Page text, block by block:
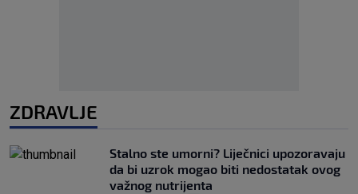
ZDRAVLJE
Stalno ste umorni? Liječnici upozoravaju
da bi uzrok mogao biti nedostatak ovog
važnog nutrijenta